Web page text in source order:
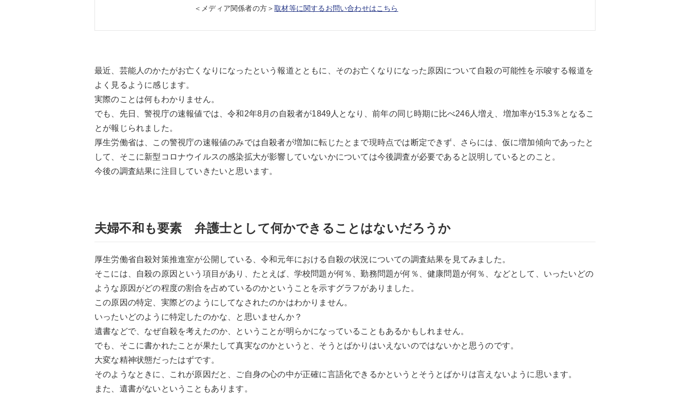
＜メディア関係者の方＞取材等に関するお問い合わせはこちら
最近、芸能人のかたがお亡くなりになったという報道とともに、そのお亡くなりになった原因について自殺の可能性を示唆する報道を
よく見るように感じます。
実際のことは何もわかりません。
でも、先日、警視庁の速報値では、令和2年8月の自殺者が1849人となり、前年の同じ時期に比べ246人増え、増加率が15.3％となるこ
とが報じられました。
厚生労働省は、この警視庁の速報値のみでは自殺者が増加に転じたとまで現時点では断定できず、さらには、仮に増加傾向であったと
して、そこに新型コロナウイルスの感染拡大が影響していないかについては今後調査が必要であると説明しているとのこと。
今後の調査結果に注目していきたいと思います。
夫婦不和も要素 弁護士として何かできることはないだろうか
厚生労働省自殺対策推進室が公開している、令和元年における自殺の状況についての調査結果を見てみました。
そこには、自殺の原因という項目があり、たとえば、学校問題が何％、勤務問題が何％、健康問題が何％、などとして、いったいどの
ような原因がどの程度の割合を占めているのかということを示すグラフがありました。
この原因の特定、実際どのようにしてなされたのかはわかりません。
いったいどのように特定したのかな、と思いませんか？
遺書などで、なぜ自殺を考えたのか、ということが明らかになっていることもあるかもしれません。
でも、そこに書かれたことが果たして真実なのかというと、そうとばかりはいえないのではないかと思うのです。
大変な精神状態だったはずです。
そのようなときに、これが原因だと、ご自身の心の中が正確に言語化できるかというとそうとばかりは言えないように思います。
また、遺書がないということもあります。